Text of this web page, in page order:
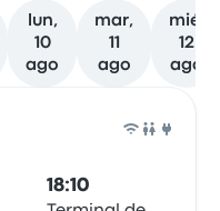
lun,
10
ago
mar,
11
ago
mié,
12
ago
18:10